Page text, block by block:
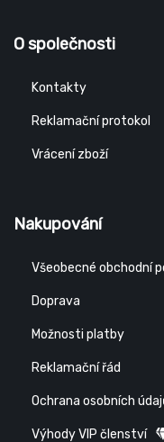
O společnosti
Kontakty
Reklamační protokol
Vrácení zboží
Nakupování
Všeobecné obchodní
Doprava
Možnosti platby
Reklamační řád
Ochrana osobních
Výhody VIP členství